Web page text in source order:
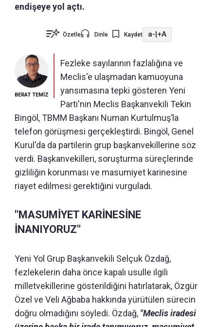
endişeye yol açtı.
Özetle Dinle Kaydet a- +A
BERAT TEMİZ
Fezleke sayılarının fazlalığına ve
Meclis'e ulaşmadan kamuoyuna
yansımasına tepki gösteren Yeni
Parti'nin Meclis Başkanvekili Tekin
Bingöl, TBMM Başkanı Numan Kurtulmuş’la
telefon görüşmesi gerçekleştirdi. Bingöl, Genel
Kurul'da da partilerin grup başkanvekillerine söz
verdi. Başkanvekilleri, soruşturma süreçlerinde
gizliliğin korunması ve masumiyet karinesine
riayet edilmesi gerektiğini vurguladı.
"MASUMİYET KARİNESİNE
İNANIYORUZ"
Yeni Yol Grup Başkanvekili Selçuk Özdağ,
fezlekelerin daha önce kapalı usulle ilgili
milletvekillerine gösterildiğini hatırlatarak, Özgür
Özel ve Veli Ağbaba hakkında yürütülen sürecin
doğru olmadığını söyledi. Özdağ, "Meclis iradesi